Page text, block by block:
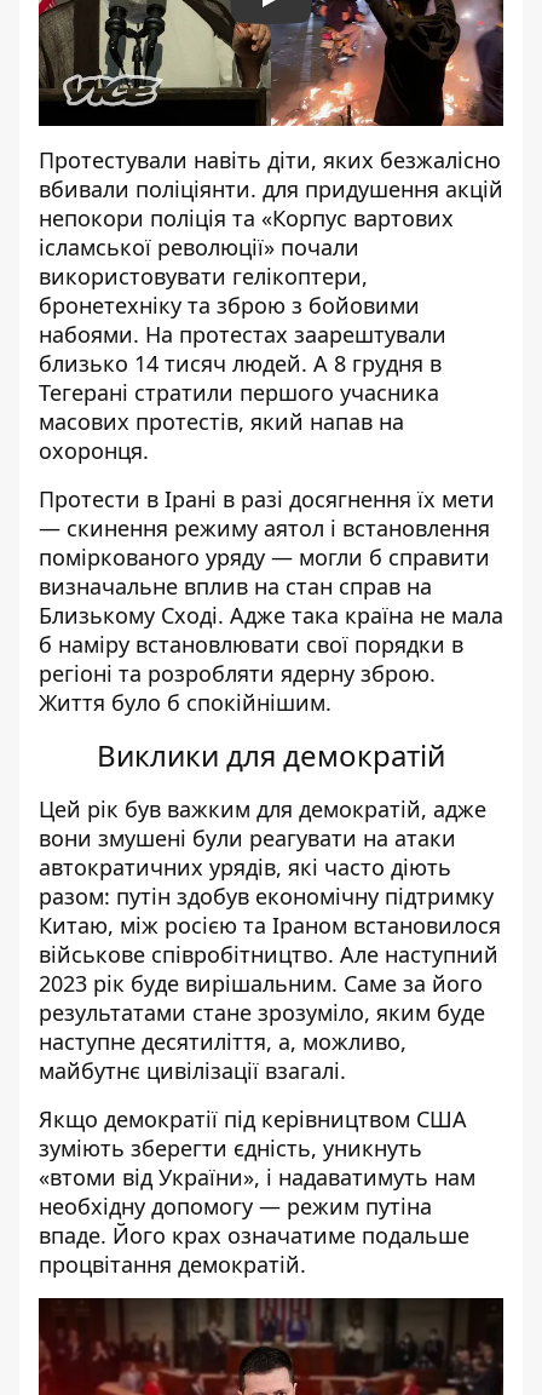
Play
Протестували навіть діти, яких безжалісно
вбивали поліціянти. для придушення акцій
непокори поліція та «Корпус вартових
ісламської революції» почали
використовувати гелікоптери,
бронетехніку та зброю з бойовими
набоями. На протестах заарештували
близько 14 тисяч людей. А 8 грудня в
Тегерані стратили першого учасника
масових протестів, який напав на
охоронця.
Протести в Ірані в разі досягнення їх мети
— скинення режиму аятол і встановлення
поміркованого уряду — могли б справити
визначальне вплив на стан справ на
Близькому Сході. Адже така країна не мала
б наміру встановлювати свої порядки в
регіоні та розробляти ядерну зброю.
Життя було б спокійнішим.
Виклики для демократій
Цей рік був важким для демократій, адже
вони змушені були реагувати на атаки
автократичних урядів, які часто діють
разом: путін здобув економічну підтримку
Китаю, між росією та Іраном встановилося
військове співробітництво. Але наступний
2023 рік буде вирішальним. Саме за його
результатами стане зрозуміло, яким буде
наступне десятиліття, а, можливо,
майбутнє цивілізації взагалі.
Якщо демократії під керівництвом США
зуміють зберегти єдність, уникнуть
«втоми від України», і надаватимуть нам
необхідну допомогу — режим путіна
впаде. Його крах означатиме подальше
процвітання демократій.